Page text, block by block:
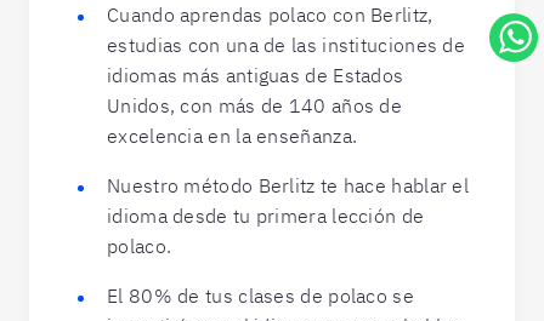
Cuando aprendas polaco con Berlitz,
estudias con una de las instituciones de
idiomas más antiguas de Estados
Unidos, con más de 140 años de
excelencia en la enseñanza.
Nuestro método Berlitz te hace hablar el
idioma desde tu primera lección de
polaco.
El 80% de tus clases de polaco se